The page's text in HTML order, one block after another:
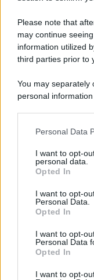
Please note that
may continue
information utilized
third parties prior to
You may separately
personal
This information
disclose it to other
Please note that
services and may
not limited to your
grant or deny
consent section.
Personal Data
I want to opt-
personal data.
Opted In
I want to opt-
Personal Data.
Opted In
I want to opt-
Personal Data
Opted In
I want to opt-
RICEVI